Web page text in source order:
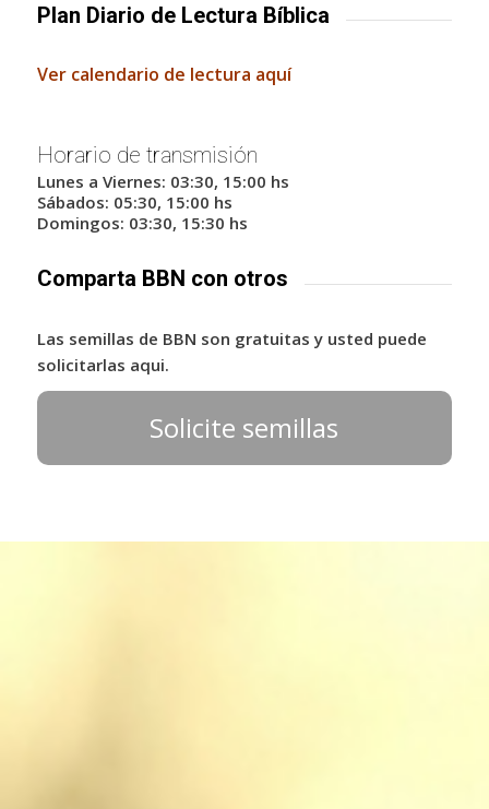
Plan Diario de Lectura Bíblica
Ver calendario de lectura aquí
Horario de transmisión
Lunes a Viernes: 03:30, 15:00 hs
Sábados: 05:30, 15:00 hs
Domingos: 03:30, 15:30 hs
Comparta BBN con otros
Las semillas de BBN son gratuitas y usted puede
solicitarlas aqui.
Solicite semillas